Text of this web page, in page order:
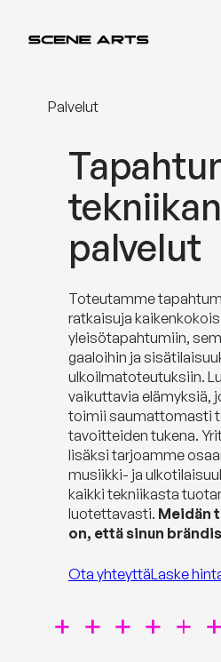
sisältöön
Palvelut
tekniikan
palvelut
Toteutamme
ratkaisuja
yleisötapahtumiin,
gaaloihin ja
ulkoilmatoteutuksiin.
vaikuttavia elämyksiä,
toimii saumattomasti
tavoitteiden tukena.
lisäksi tarjoamme
musiikki- ja
kaikki tekniikasta
luotettavasti. Meidän
on, että sinun
Ota yhteyttäLaske